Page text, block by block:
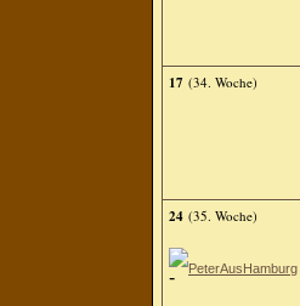
17 (34. Woche)
24 (35. Woche)
PeterAusHamburg